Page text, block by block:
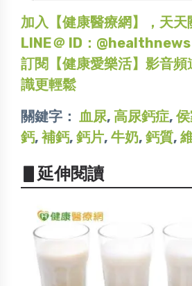
加入【健康醫療網】，天天
LINE＠ ID：@healthnews
訂閱【健康愛樂活】影音頻
識更輕鬆
關鍵字：
血尿, 高尿鈣症,
鈣, 補鈣, 鈣片, 牛奶, 鈣質,
▋延伸閱讀